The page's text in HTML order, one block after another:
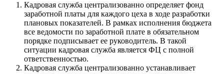
Кадровая служба централизованно определяет фонд
заработной платы для каждого цеха в ходе разработки
плановых показателей. В рамках исполнения бюджета
все ведомости по заработной плате в обязательном
порядке подписывает ее руководитель. В такой
ситуации кадровая служба является ФЦ с полной
ответственностью.
Кадровая служба централизованно устанавливает